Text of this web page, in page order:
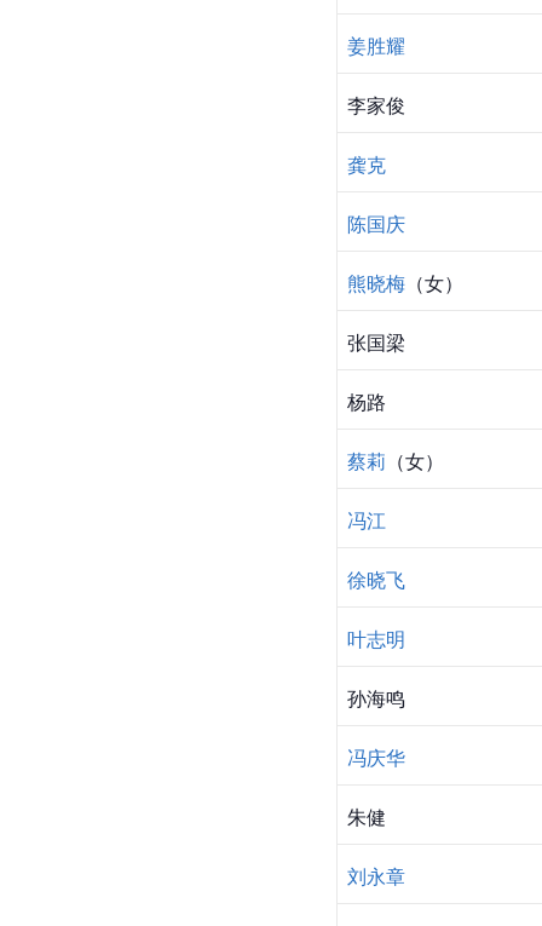
姜胜耀
李家俊
龚克
陈国庆
熊晓梅 （女）
张国梁
杨路
蔡莉 （女）
冯江
徐晓飞
叶志明
孙海鸣
冯庆华
朱健
刘永章